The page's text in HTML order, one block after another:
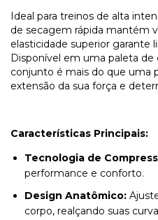
Ideal para treinos de alta
de secagem rápida mantém
elasticidade superior
Disponível em uma paleta de
conjunto é mais do que uma
extensão da sua força e
Características Principais:
Tecnologia de
performance e conforto.
Design Anatômico:
corpo, realçando suas